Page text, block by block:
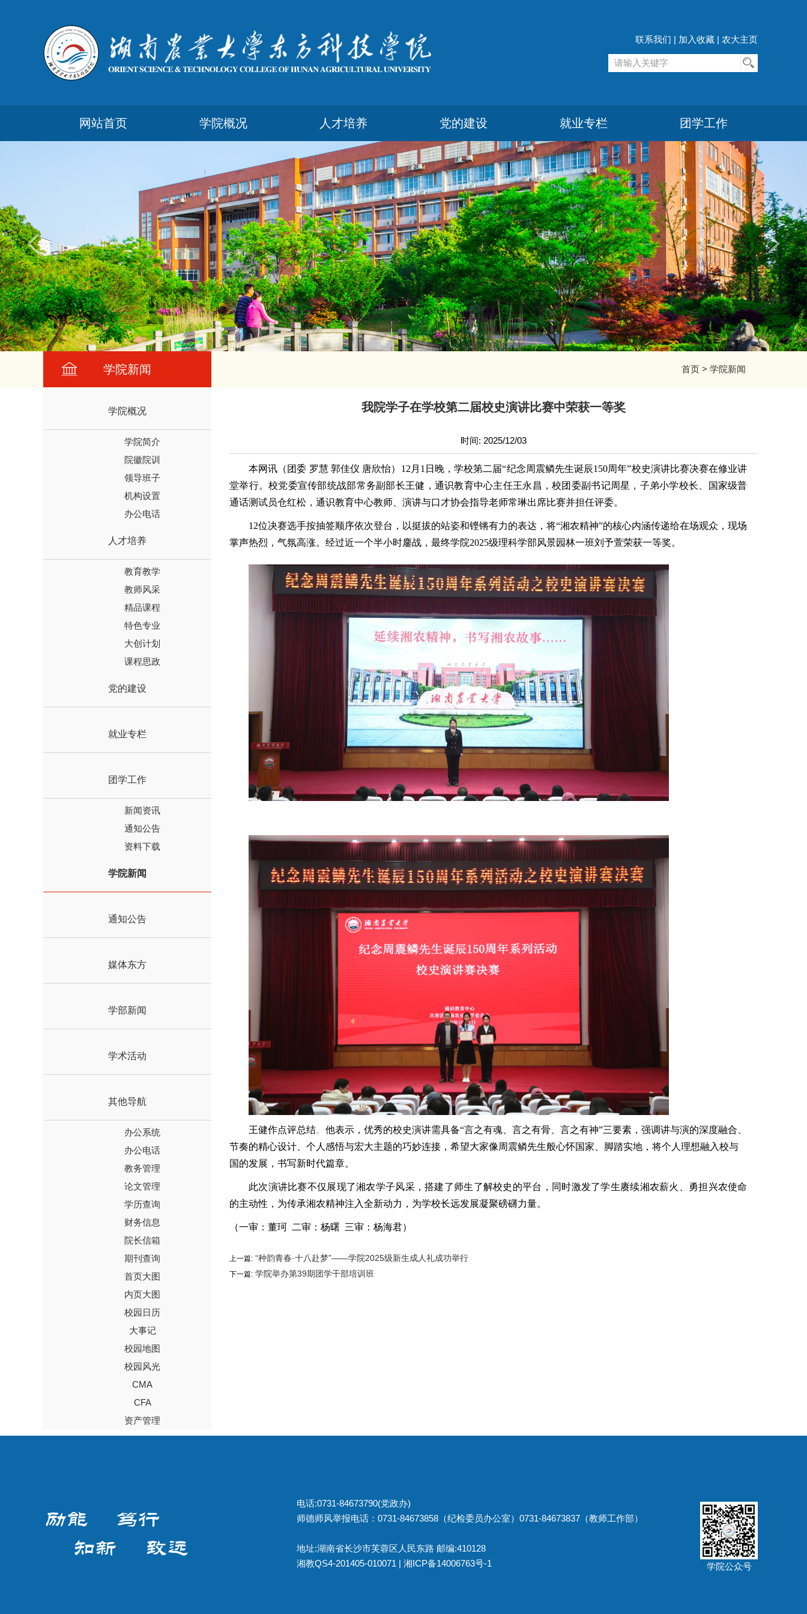
联系我们 | 加入收藏 | 农大主页
网站首页 学院概况 人才培养 党的建设 就业专栏 团学工作
学院新闻 首页 > 学院新闻
学院概况
学院简介
院徽院训
领导班子
机构设置
办公电话
人才培养
教育教学
教师风采
精品课程
特色专业
大创计划
课程思政
党的建设
就业专栏
团学工作
新闻资讯
通知公告
资料下载
学院新闻
通知公告
媒体东方
学部新闻
学术活动
其他导航
办公系统
办公电话
教务管理
论文管理
学历查询
财务信息
院长信箱
期刊查询
首页大图
内页大图
校园日历
大事记
校园地图
校园风光
CMA
CFA
资产管理
我院学子在学校第二届校史演讲比赛中荣获一等奖
时间: 2025/12/03
本网讯（团委 罗慧 郭佳仪 唐欣怡） 12月1日晚，学校第二届“纪念周震鳞先生诞辰150周年”校史演讲比赛决赛在修业讲
堂举行。校党委宣传部统战部常务副部长王健，通识教育中心主任王永昌，校团委副书记周星，子弟小学校长、国家级普
通话测试员仓红松，通识教育中心教师、演讲与口才协会指导老师常琳出席比赛并担任评委。
12位决赛选手按抽签顺序依次登台，以挺拔的站姿和铿锵有力的表达，将“湘农精神”的核心内涵传递给在场观众，现场
掌声热烈，气氛高涨。经过近一个半小时鏖战，最终学院2025级理科学部风景园林一班刘予萱荣获一等奖。
王健作点评总结。 他表示，优秀的校史演讲需具备“言之有魂、言之有骨、言之有神”三要素，强调讲与演的深度融合、
节奏的精心设计、个人感悟与宏大主题的巧妙连接， 希望大家像周震鳞先生般心怀国家、脚踏实地，将个人理想融入校与
国的发展，书写新时代篇章。
此次演讲比赛不仅展现了湘农学子风采，搭建了师生了解校史的平台，同时激发了学生赓续湘农薪火、勇担兴农使命
的主动性，为传承湘农精神注入全新动力，为学校长远发展凝聚磅礴力量。
（一审：董珂 二审：杨曙 三审：杨海君）
上一篇: “种韵青春·十八赴梦”——学院2025级新生成人礼成功举行
下一篇: 学院举办第39期团学干部培训班
电话:0731-84673790(党政办)
师德师风举报电话：0731-84673858（纪检委员办公室）0731-84673837（教师工作部）
地址:湖南省长沙市芙蓉区人民东路 邮编:410128
湘教QS4-201405-010071 | 湘ICP备14006763号-1 学院公众号